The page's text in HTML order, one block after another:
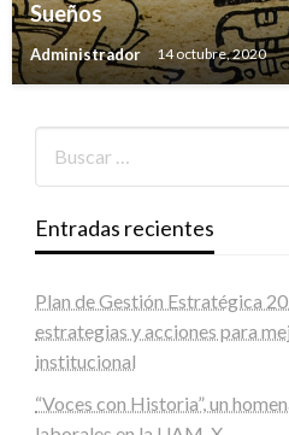
Sueños
Administrador 14 octubre, 2020
Entradas recientes
Plan de Gestión Estratégica
estrategias y acciones para
institucional
“Voces con Historia”, un